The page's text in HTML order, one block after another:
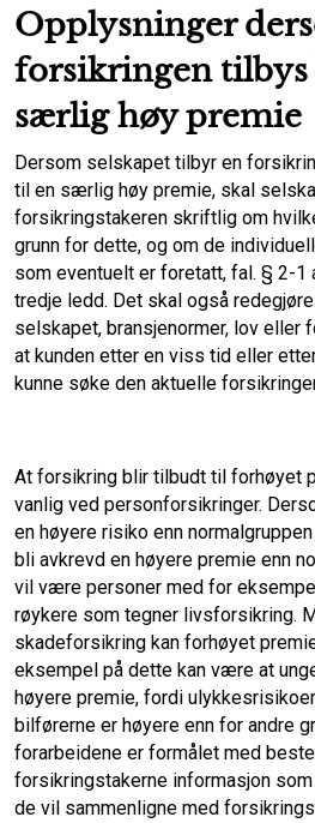
Opplysninger
forsikringen tilbys
særlig høy premie
Dersom selskapet tilbyr en
til en særlig høy premie, skal
forsikringstakeren skriftlig om
grunn for dette, og om de
som eventuelt er foretatt, fal. § 2-1
tredje ledd. Det skal også
selskapet, bransjenormer, lov
at kunden etter en viss tid eller
kunne søke den aktuelle
At forsikring blir tilbudt til forhøyet
vanlig ved personforsikringer.
en høyere risiko enn
bli avkrevd en høyere premie enn
vil være personer med for
røykere som tegner livsforsikring.
skadeforsikring kan forhøyet
eksempel på dette kan være at
høyere premie, fordi
bilførerne er høyere enn for andre
forarbeidene er formålet med
forsikringstakerne informasjon
de vil sammenligne med